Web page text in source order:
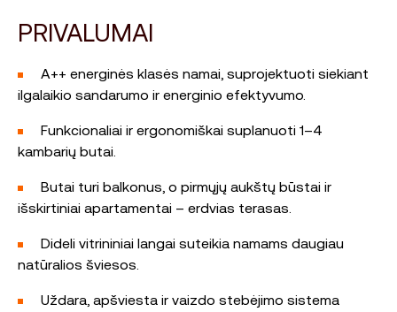
PRIVALUMAI
A++ energinės klasės namai, suprojektuoti siekiant
ilgalaikio sandarumo ir energinio efektyvumo.
Funkcionaliai ir ergonomiškai suplanuoti 1–4
kambarių butai.
Butai turi balkonus, o pirmųjų aukštų būstai ir
išskirtiniai apartamentai – erdvias terasas.
Dideli vitrininiai langai suteikia namams daugiau
natūralios šviesos.
Uždara, apšviesta ir vaizdo stebėjimo sistema